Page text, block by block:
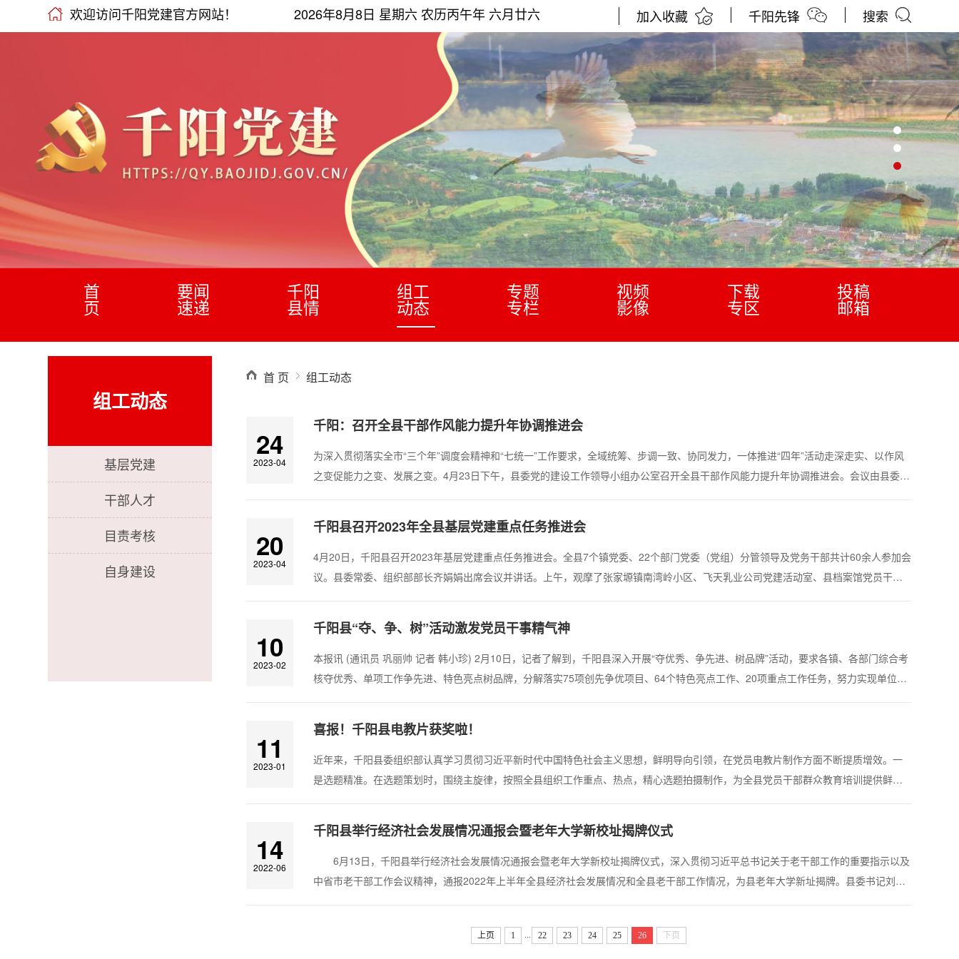
欢迎访问千阳党建官方网站！ 2026年8月8日 星期六 农历丙午年 六月廿六 加入收藏 千阳先锋 搜索
首
页
要闻
速递
千阳
县情
组工
动态
专题
专栏
视频
影像
下载
专区
投稿
邮箱
组工动态
基层党建
干部人才
目责考核
自身建设
首 页 组工动态
24
2023-04
千阳：召开全县干部作风能力提升年协调推进会
为深入贯彻落实全市“三个年”调度会精神和“七统一”工作要求，全域统筹、步调一致、协同发力，一体推进“四年”活动走深走实、以作风
之变促能力之变、发展之变。4月23日下午，县委党的建设工作领导小组办公室召开全县干部作风能力提升年协调推进会。会议由县委组
20
2023-04
千阳县召开2023年全县基层党建重点任务推进会
4月20日，千阳县召开2023年基层党建重点任务推进会。全县7个镇党委、22个部门党委（党组）分管领导及党务干部共计60余人参加会
议。县委常委、组织部部长齐娟娟出席会议并讲话。上午，观摩了张家塬镇南湾岭小区、飞天乳业公司党建活动室、县档案馆党员干部
10
2023-02
千阳县“夺、争、树”活动激发党员干事精气神
本报讯 (通讯员 巩丽帅 记者 韩小珍) 2月10日，记者了解到，千阳县深入开展“夺优秀、争先进、树品牌”活动，要求各镇、各部门综合考
核夺优秀、单项工作争先进、特色亮点树品牌，分解落实75项创先争优项目、64个特色亮点工作、20项重点工作任务，努力实现单位出
11
2023-01
喜报！千阳县电教片获奖啦！
​近年来，千阳县委组织部认真学习贯彻习近平新时代中国特色社会主义思想，鲜明导向引领，在党员电教片制作方面不断提质增效。一
是选题精准。在选题策划时，围绕主旋律，按照全县组织工作重点、热点，精心选题拍摄制作，为全县党员干部群众教育培训提供鲜活
14
2022-06
千阳县举行经济社会发展情况通报会暨老年大学新校址揭牌仪式
6月13日，千阳县举行经济社会发展情况通报会暨老年大学新校址揭牌仪式，深入贯彻习近平总书记关于老干部工作的重要指示以及
中省市老干部工作会议精神，通报2022年上半年全县经济社会发展情况和全县老干部工作情况，为县老年大学新址揭牌。县委书记刘方
上页 1 22 23 24 25 26 下页